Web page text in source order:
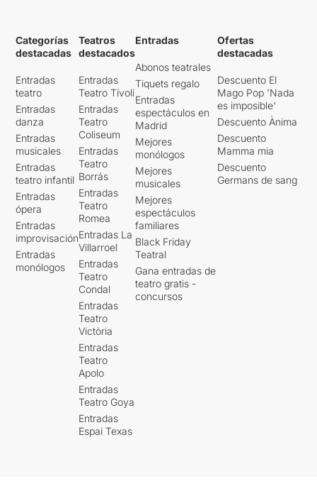
Categorías
destacadas
Entradas
teatro
Entradas
danza
Entradas
musicales
Entradas
teatro infantil
Entradas
ópera
Entradas
improvisación
Entradas
monólogos
Teatros
destacados
Entradas
Teatro Tívoli
Entradas
Teatro
Coliseum
Entradas
Teatro
Borrás
Entradas
Teatro
Romea
Entradas La
Villarroel
Entradas
Teatro
Condal
Entradas
Teatro
Victòria
Entradas
Teatro
Apolo
Entradas
Teatro Goya
Entradas
Espai Texas
Entradas
Abonos teatrales
Tiquets regalo
Entradas
espectáculos en
Madrid
Mejores
monólogos
Mejores
musicales
Mejores
espectáculos
familiares
Black Friday
Teatral
Gana entradas de
teatro gratis -
concursos
Ofertas
destacadas
Descuento El
Mago Pop 'Nada
es imposible'
Descuento Ànima
Descuento
Mamma mia
Descuento
Germans de sang